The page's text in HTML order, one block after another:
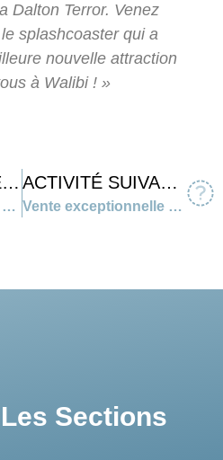
Dalton Terror. Venez
splashcoaster qui a
nouvelle attraction
à Walibi ! »
ACTIVITÉ PRÉCÉDENTE
Pièce de théâtre « Le Parfumeur »
ACTIVITÉ SUIVANTE
Vente exceptionnelle de « Bulles » pour cette fin d’année
Sections